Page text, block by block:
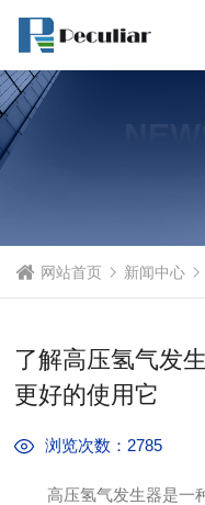
网站首页 新闻中心
了解高压氢气发
更好的使用它
浏览次数：2785
高压氢气发生器是一种